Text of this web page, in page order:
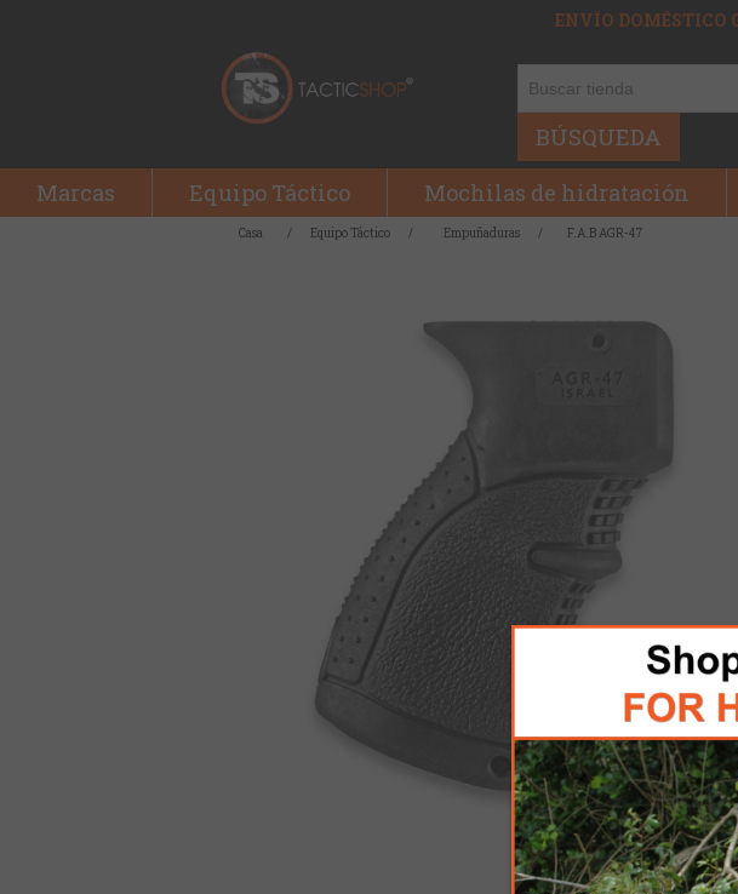
ENVÍO DOMÉSTICO
BÚSQUEDA
Marcas Equipo Táctico Mochilas de hidratación
Casa / Equipo Táctico / Empuñaduras / F.A.B AGR-47